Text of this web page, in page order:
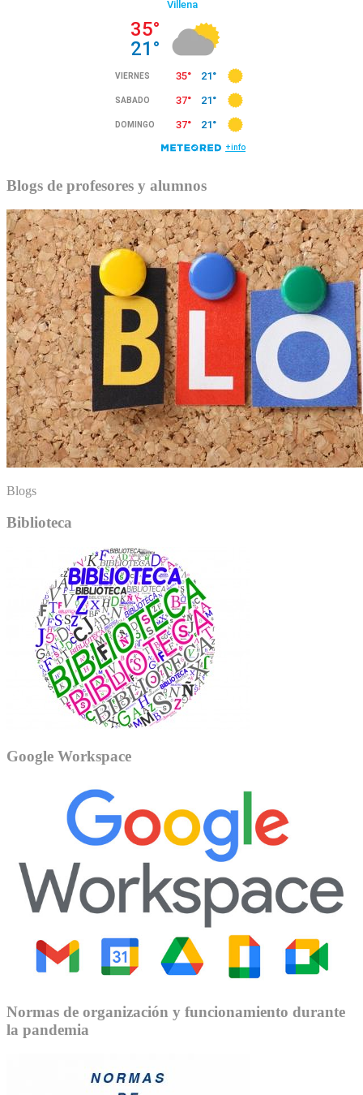
Blogs de profesores y alumnos
Blogs
Biblioteca
Google Workspace
Normas de organización y funcionamiento durante
la pandemia